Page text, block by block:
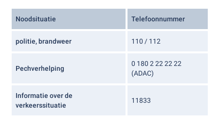
Noodsituatie Telefoonnummer
politie, brandweer 110 / 112
Pechverhelping
0 180 2 22 22 22
(ADAC)
Informatie over de
verkeerssituatie
11833